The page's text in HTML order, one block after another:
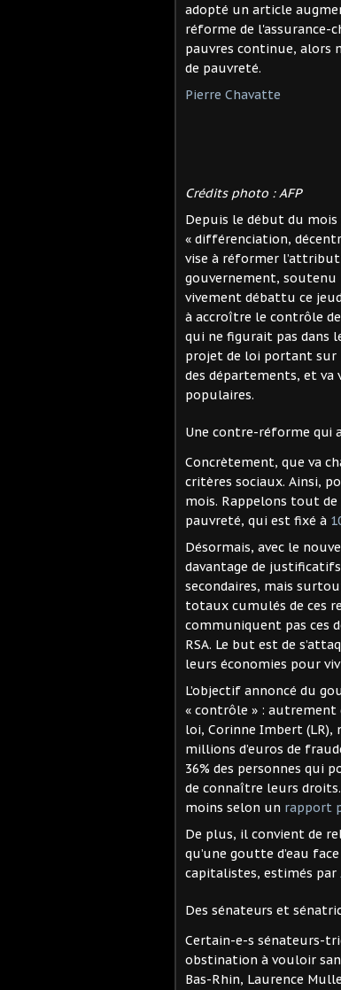
adopté un article
réforme de l'assurance-
pauvres continue, alors
de pauvreté.
Pierre Chavatte
Crédits photo : AFP
Depuis le début du
« différenciation,
vise à réformer
gouvernement, soutenu
vivement débattu ce
à accroître le contrôle
qui ne figurait pas dans
projet de loi portant sur
des départements, et va
populaires.
Une contre-réforme qui
Concrètement, que va
critères sociaux. Ainsi,
mois. Rappelons tout
pauvreté, qui est fixé à
Désormais, avec le
davantage de
secondaires, mais
totaux cumulés de ces
communiquent pas ces
RSA. Le but est de
leurs économies pour
L’objectif annoncé du
« contrôle » : autrement
loi, Corinne Imbert (LR),
millions d’euros de
36% des personnes qui
de connaître leurs
moins selon un rapport
De plus, il convient de
qu’une goutte d’eau
capitalistes, estimés par
Des sénateurs et
Certain-e-s sénateurs-
obstination à vouloir
Bas-Rhin, Laurence